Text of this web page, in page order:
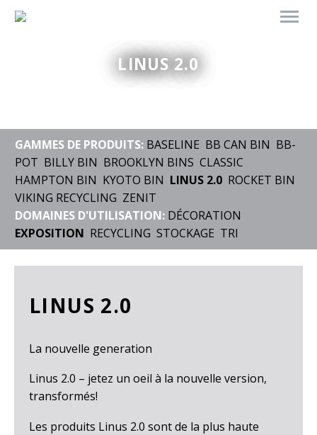
ENGLISH
LINUS 2.0
GAMMES DE PRODUITS: BASELINE BB CAN BIN BB-
POT BILLY BIN BROOKLYN BINS CLASSIC
HAMPTON BIN KYOTO BIN LINUS 2.0 ROCKET BIN
VIKING RECYCLING ZENIT
DOMAINES D'UTILISATION: DÉCORATION
EXPOSITION RECYCLING STOCKAGE TRI
LINUS 2.0
La nouvelle generation
Linus 2.0 – jetez un oeil à la nouvelle version,
transformés!
Les produits Linus 2.0 sont de la plus haute